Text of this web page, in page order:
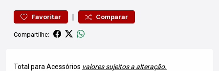
Favoritar | Comparar
Compartilhe:
Total para Acessórios valores sujeitos a alteração.